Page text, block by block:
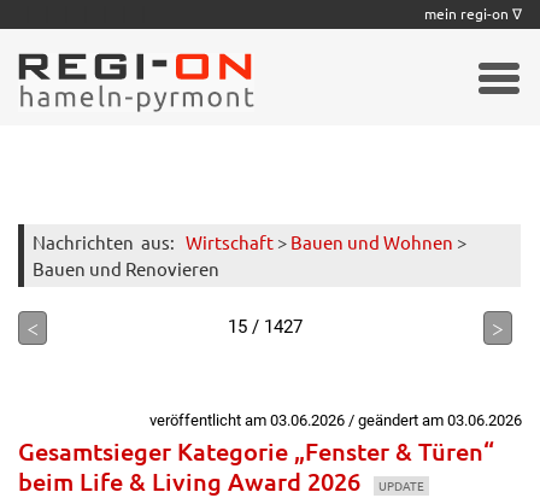
Nachrichten aus: Wirtschaft > Bauen und Wohnen >
Bauen und Renovieren
< 15 / 1427 >
veröffentlicht am 03.06.2026 / geändert am 03.06.2026
Gesamtsieger Kategorie „Fenster & Türen“
beim Life & Living Award 2026
UPDATE
mein regi-on ∇